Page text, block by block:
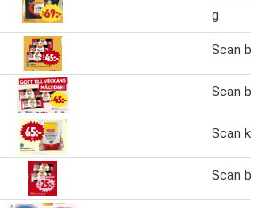
g
Scan
Scan
Scan
Scan